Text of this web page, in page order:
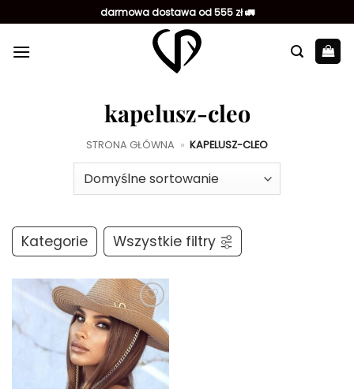
do
zawartości
darmowa dostawa od 555 zł 🚛
kapelusz-cleo
STRONA GŁÓWNA » KAPELUSZ-CLEO
Kategorie Wszystkie filtry
Dodaj do
ulubionych